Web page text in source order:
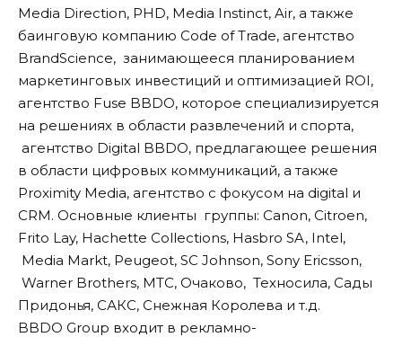
Media Direction, PHD, Media Instinct, Air, а также
баинговую компанию Code of Trade, агентство
BrandScience, занимающееся планированием
маркетинговых инвестиций и оптимизацией ROI,
агентство Fuse BBDO, которое специализируется
на решениях в области развлечений и спорта,
агентство Digital BBDO, предлагающее решения
в области цифровых коммуникаций, а также
Proximity Media, агентство с фокусом на digital и
CRM. Основные клиенты группы: Canon, Citroen,
Frito Lay, Hachette Collections, Hasbro SA, Intel,
Media Markt, Peugeot, SC Johnson, Sony Ericsson,
Warner Brothers, МТС, Очаково, Техносила, Сады
Придонья, САКС, Снежная Королева и т.д.
BBDO Group входит в рекламно-